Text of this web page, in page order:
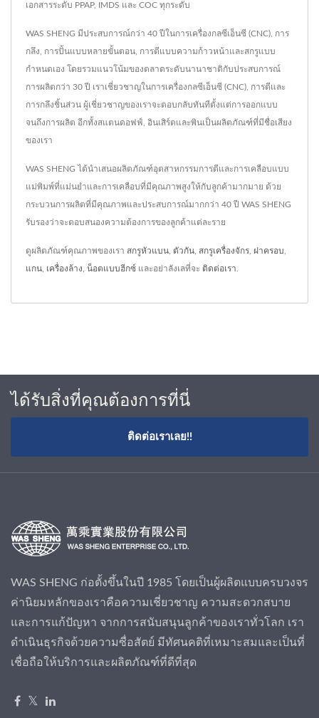
เอกสารระดับ PPAP, IMDS และ COC ทุกระดับ
WAS SHENG มีประสบการณ์กว่า 40 ปีในการเครื่องกลซีเอ็นซี (CNC), การ
กลึง, การปั้นแบบหลายขั้นตอน, การตีแบบความก้าวหน้าและสกรูแบบ
กำหนดเอง โดยรวมแนวโน้มของตลาดระดับนานาชาติกับประสบการณ์
การผลิตกว่า 30 ปี เราเชี่ยวชาญในการเครื่องกลซีเอ็นซี (CNC), การตีและ
การกลึงชิ้นส่วน ผู้เชี่ยวชาญของเราจะตอบกลับทันทีตั้งแต่การออกแบบ
จนถึงการผลิต อีกทั้งสแตนดอฟฟ์, อินเสิร์ตและพินเป็นผลิตภัณฑ์ที่มีชื่อเสียง
ของเรา
WAS SHENG ได้นำเสนอผลิตภัณฑ์อุตสาหกรรมการตีและการเคลือบแบบ
แม่พิมพ์ที่แม่นยำและการเคลือบที่มีคุณภาพสูงให้กับลูกค้ามากมาย ด้วย
กระบวนการผลิตที่มีคุณภาพและประสบการณ์มากกว่า 40 ปี WAS SHENG
รับรองว่าจะตอบสนองความต้องการของลูกค้าแต่ละราย
ดูผลิตภัณฑ์คุณภาพของเรา สกรูหัวแบน ตัวกัน สกรูเครื่องจักร ฝาครอบ
แกน เครื่องล้าง น็อตแบบฮีกซ์ และอย่าลังเลที่จะ ติดต่อเรา
ได้รับสิ่งที่คุณต้องการที่นี่
ติดต่อเราเลย!!
WAS SHENG ก่อตั้งขึ้นในปี 1985 โดยเป็นผู้ผลิตแบบครบวงจร
ค่านิยมหลักของเราคือความเชี่ยวชาญ ความสะดวกสบาย
และการแก้ปัญหา จากการสนับสนุนลูกค้าของเราทั่วโลก เรา
ดำเนินธุรกิจด้วยความซื่อสัตย์ มีทัศนคติที่เหมาะสมและเป็นที่
เชื่อถือให้บริการและผลิตภัณฑ์ที่ดีที่สุด